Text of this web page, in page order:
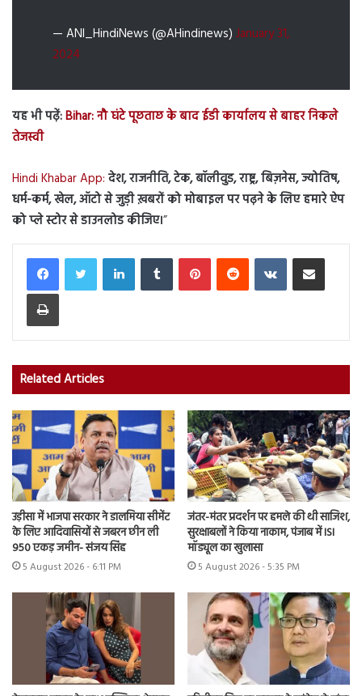
— ANI_HindiNews (@AHindinews) January 31,
2024
यह भी पढ़ें:Bihar: नौ घंटे पूछताछ के बाद ईडी कार्यालय से बाहर निकले
तेजस्वी
Hindi Khabar App: देश, राजनीति, टेक, बॉलीवुड, राष्ट्र, बिज़नेस, ज्योतिष,
धर्म-कर्म, खेल, ऑटो से जुड़ी ख़बरों को मोबाइल पर पढ़ने के लिए हमारे ऐप
को प्ले स्टोर से डाउनलोड कीजिए।”
LinkedInTumblr PinterestReddit VKontakteShare via Email
Print
Related Articles
उड़ीसा में भाजपा सरकार ने डालमिया सीमेंट
के लिए आदिवासियों से जबरन छीन ली
950 एकड़ जमीन- संजय सिंह
5 August 2026 - 6:11 PM
जंतर-मंतर प्रदर्शन पर हमले की थी साजिश,
सुरक्षाबलों ने किया नाकाम, पंजाब में ISI
मॉड्यूल का खुलासा
5 August 2026 - 5:35 PM